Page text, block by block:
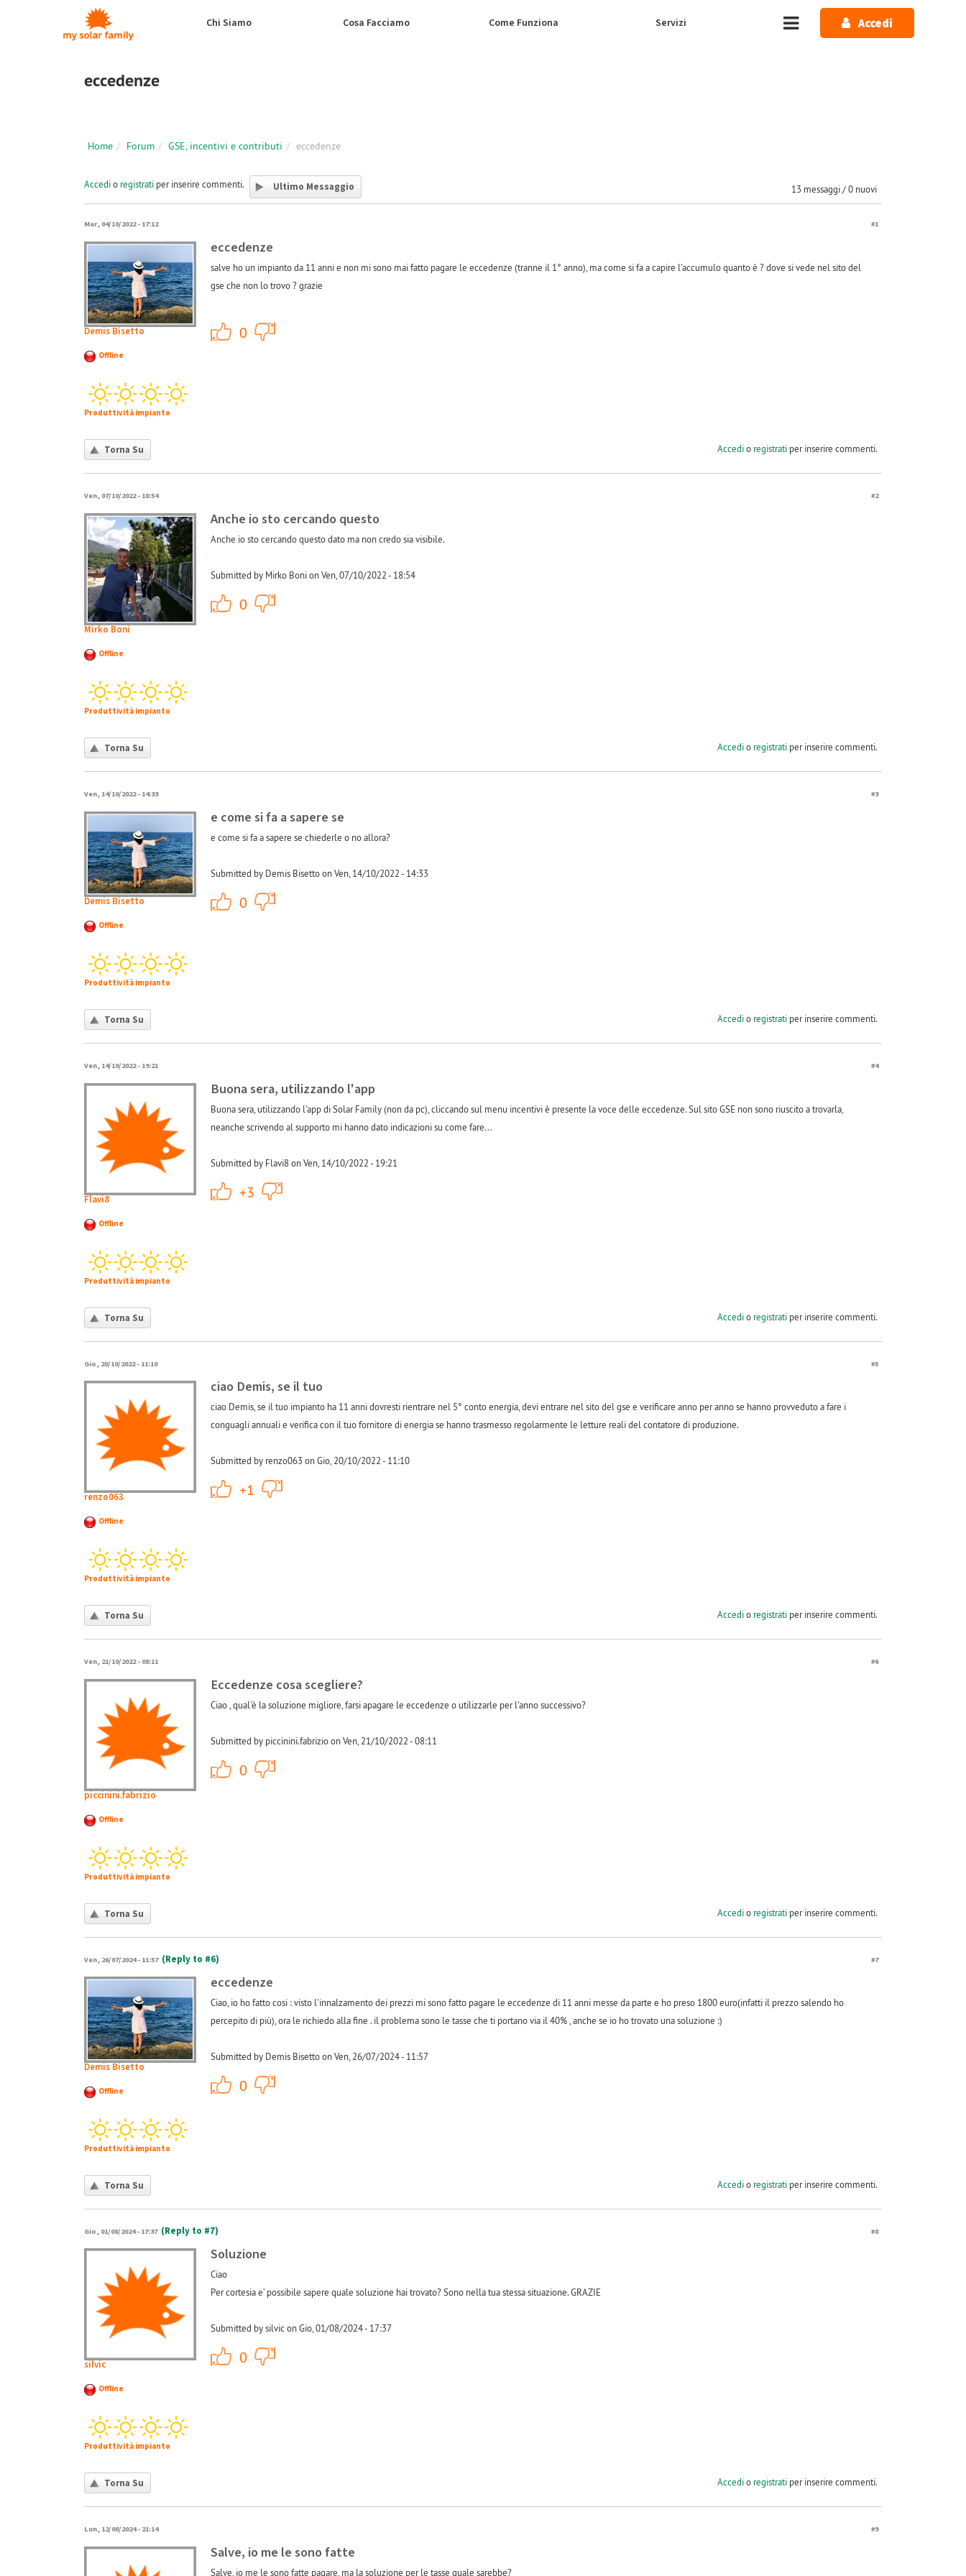
Salta al contenuto principale
Chi Siamo Cosa Facciamo Come Funziona Servizi Accedi
eccedenze
Home Forum GSE, incentivi e contributi eccedenze
13 messaggi / 0 nuovi
Accedio registrati per inserire commenti. Ultimo Messaggio
Mar, 04/10/2022 - 17:12 #1
Demis Bisetto
Offline
Produttività impianto
eccedenze
salve ho un impianto da 11 anni e non mi sono mai fatto pagare le eccedenze (tranne il 1° anno), ma come si fa a capire l'accumulo quanto è ? dove si vede nel sito del
gse che non lo trovo ? grazie
0
Torna Su Accedio registratiper inserire commenti.
Ven, 07/10/2022 - 18:54 #2
Mirko Boni
Offline
Produttività impianto
Anche io sto cercando questo
Anche io sto cercando questo dato ma non credo sia visibile.
Submitted by Mirko Boni on Ven, 07/10/2022 - 18:54
0
Torna Su Accedio registratiper inserire commenti.
Ven, 14/10/2022 - 14:33 #3
Demis Bisetto
Offline
Produttività impianto
e come si fa a sapere se
e come si fa a sapere se chiederle o no allora?
Submitted by Demis Bisetto on Ven, 14/10/2022 - 14:33
0
Torna Su Accedio registratiper inserire commenti.
Ven, 14/10/2022 - 19:21 #4
Flavi8
Offline
Produttività impianto
Buona sera, utilizzando l'app
Buona sera, utilizzando l'app di Solar Family (non da pc), cliccando sul menu incentivi è presente la voce delle eccedenze. Sul sito GSE non sono riuscito a trovarla,
neanche scrivendo al supporto mi hanno dato indicazioni su come fare...
Submitted by Flavi8 on Ven, 14/10/2022 - 19:21
+1
+3
Torna Su Accedio registratiper inserire commenti.
Gio, 20/10/2022 - 11:10 #5
renzo063
Offline
Produttività impianto
ciao Demis, se il tuo
ciao Demis, se il tuo impianto ha 11 anni dovresti rientrare nel 5° conto energia, devi entrare nel sito del gse e verificare anno per anno se hanno provveduto a fare i
conguagli annuali e verifica con il tuo fornitore di energia se hanno trasmesso regolarmente le letture reali del contatore di produzione.
Submitted by renzo063 on Gio, 20/10/2022 - 11:10
+1
+1
Torna Su Accedio registratiper inserire commenti.
Ven, 21/10/2022 - 08:11 #6
piccinini.fabrizio
Offline
Produttività impianto
Eccedenze cosa scegliere?
Ciao , qual'è la soluzione migliore, farsi apagare le eccedenze o utilizzarle per l'anno successivo?
Submitted by piccinini.fabrizio on Ven, 21/10/2022 - 08:11
0
Torna Su Accedio registratiper inserire commenti.
Ven, 26/07/2024 - 11:57 (Reply to #6) #7
Demis Bisetto
Offline
Produttività impianto
eccedenze
Ciao, io ho fatto cosi : visto l'innalzamento dei prezzi mi sono fatto pagare le eccedenze di 11 anni messe da parte e ho preso 1800 euro(infatti il prezzo salendo ho
percepito di più), ora le richiedo alla fine . il problema sono le tasse che ti portano via il 40% , anche se io ho trovato una soluzione :)
Submitted by Demis Bisetto on Ven, 26/07/2024 - 11:57
0
Torna Su Accedio registratiper inserire commenti.
Gio, 01/08/2024 - 17:37 (Reply to #7) #8
silvic
Offline
Produttività impianto
Soluzione
Ciao
Per cortesia e’ possibile sapere quale soluzione hai trovato? Sono nella tua stessa situazione. GRAZIE
Submitted by silvic on Gio, 01/08/2024 - 17:37
0
Torna Su Accedio registratiper inserire commenti.
Lun, 12/08/2024 - 21:14 #9
Salve, io me le sono fatte
Salve, io me le sono fatte pagare, ma la soluzione per le tasse quale sarebbe?